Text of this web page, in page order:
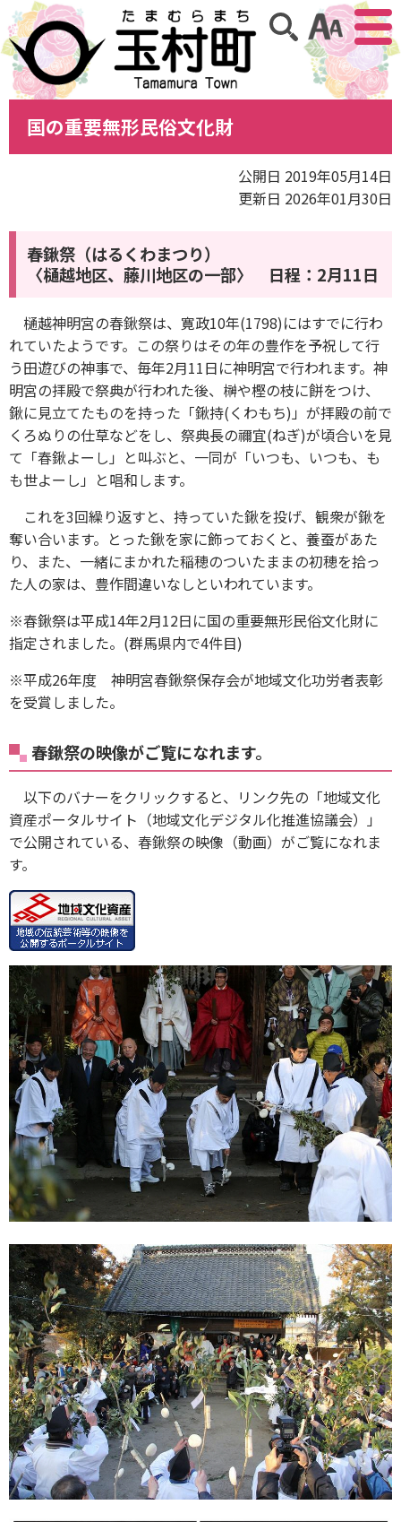
アクセ
サイト内検索
国の重要無形民俗文化財
公開日 2019年05月14日
更新日 2026年01月30日
春鍬祭 （はるくわまつり）
〈樋越地区、藤川地区の一部〉 日程：2月11日
樋越神明宮の春鍬祭は、寛政10年(1798)にはすでに行わ
れていたようです。この祭りはその年の豊作を予祝して行
う田遊びの神事で、毎年2月11日に神明宮で行われます。神
明宮の拝殿で祭典が行われた後、榊や樫の枝に餅をつけ、
鍬に見立てたものを持った「鍬持(くわもち)」が拝殿の前で
くろぬりの仕草などをし、祭典長の禰宜(ねぎ)が頃合いを見
て「春鍬よーし」と叫ぶと、一同が「いつも、いつも、も
も世よーし」と唱和します。
これを3回繰り返すと、持っていた鍬を投げ、観衆が鍬を
奪い合います。とった鍬を家に飾っておくと、養蚕があた
り、また、一緒にまかれた稲穂のついたままの初穂を拾っ
た人の家は、豊作間違いなしといわれています。
※春鍬祭は平成14年2月12日に国の重要無形民俗文化財に
指定されました。(群馬県内で4件目)
※平成26年度 神明宮春鍬祭保存会が地域文化功労者表彰
を受賞しました。
春鍬祭の映像がご覧になれます。
以下のバナーをクリックすると、リンク先の「地域文化
資産ポータルサイト（地域文化デジタル化推進協議会）」
で公開されている、春鍬祭の映像（動画）がご覧になれま
す。